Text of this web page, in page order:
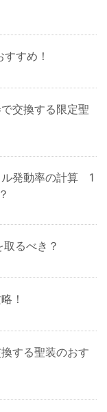
すめ！
交換する限定聖
ル発動率の計算 1
取るべき？
！
する聖装のおす